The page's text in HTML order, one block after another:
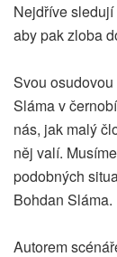
Nejdříve
aby pak zloba
Svou
Sláma v
nás, jak malý
něj valí.
podobných
Bohdan Sláma.
Autorem